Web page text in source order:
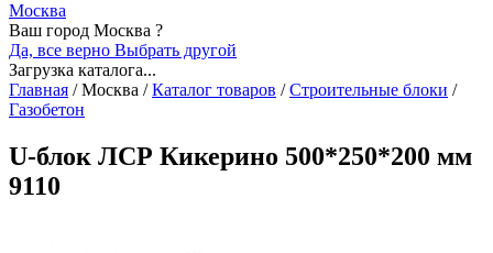
Москва
Ваш город Москва ?
Да, все верно Выбрать другой
Загрузка каталога...
Главная /Москва / Каталог товаров / Строительные блоки /
Газобетон
U-блок ЛСР Кикерино 500*250*200 мм
9110